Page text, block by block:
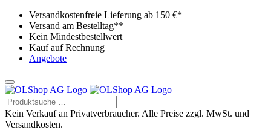
Versandkostenfreie Lieferung ab 150 €*
Versand am Bestelltag**
Kein Mindestbestellwert
Kauf auf Rechnung
Angebote
Kein Verkauf an Privatverbraucher. Alle Preise zzgl. MwSt. und
Versandkosten.